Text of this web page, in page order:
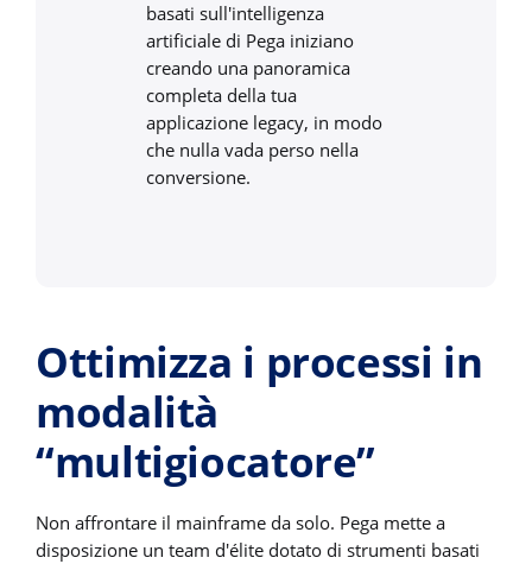
basati sull'intelligenza
artificiale di Pega iniziano
creando una panoramica
completa della tua
applicazione legacy, in modo
che nulla vada perso nella
conversione.
Ottimizza i processi in
modalità
“multigiocatore”
Non affrontare il mainframe da solo. Pega mette a
disposizione un team d'élite dotato di strumenti basati